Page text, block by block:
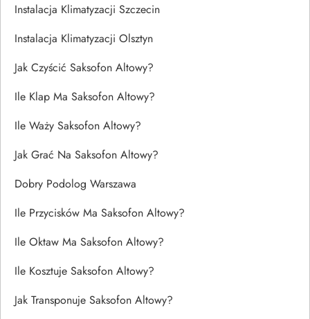
Instalacja Klimatyzacji Szczecin
Instalacja Klimatyzacji Olsztyn
Jak Czyścić Saksofon Altowy?
Ile Klap Ma Saksofon Altowy?
Ile Waży Saksofon Altowy?
Jak Grać Na Saksofon Altowy?
Dobry Podolog Warszawa
Ile Przycisków Ma Saksofon Altowy?
Ile Oktaw Ma Saksofon Altowy?
Ile Kosztuje Saksofon Altowy?
Jak Transponuje Saksofon Altowy?